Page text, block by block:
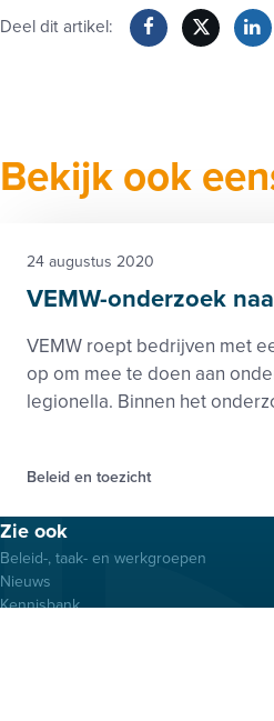
voor
Deel dit artikel:
Bekijk ook
VEMW-onderzoek
VEMW roept bedrijven met
op om mee te doen aan
legionella. Binnen het
24 augustus 2020
Beleid en toezicht
Footer
menu
Zie ook
Beleid-, taak- en werkgroepen
Nieuws
Kennisbank